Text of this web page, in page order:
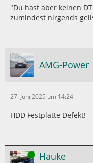
"Du hast aber keinen
zumindest nirgends
AMG-Power
27. Juni 2025 um 14:24
HDD Festplatte Defekt!
Online Hauke